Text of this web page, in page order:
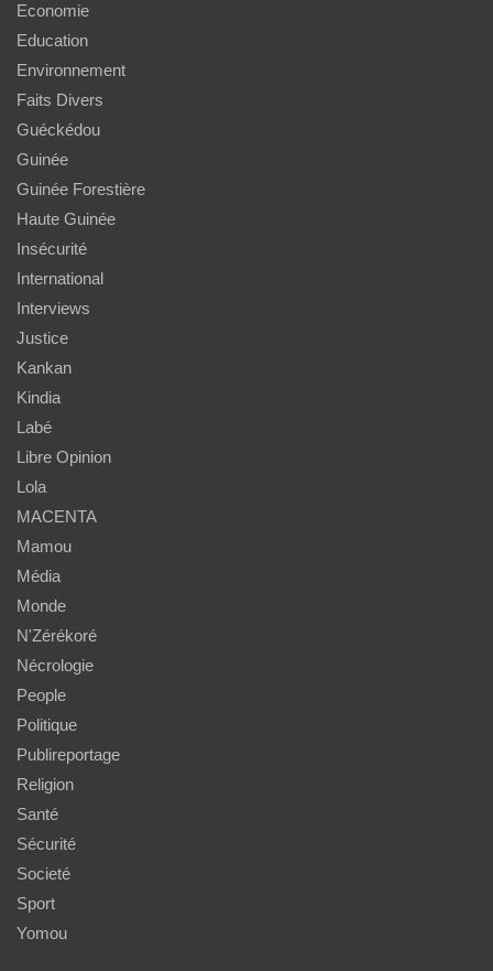
Economie
Education
Environnement
Faits Divers
Guéckédou
Guinée
Guinée Forestière
Haute Guinée
Insécurité
International
Interviews
Justice
Kankan
Kindia
Labé
Libre Opinion
Lola
MACENTA
Mamou
Média
Monde
N'Zérékoré
Nécrologie
People
Politique
Publireportage
Religion
Santé
Sécurité
Societé
Sport
Yomou